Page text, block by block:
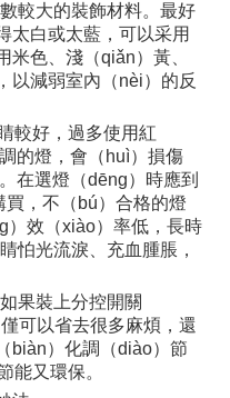
較大的裝飾材料。最好
太白或太藍，可以采用
米色、淺（qiǎn）黃、
以減弱室內（nèi）的反
較好，過多使用紅
的燈，會（huì）損傷
在選燈（dēng）時應到
買，不（bú）合格的燈
）效（xiào）率低，長時
怕光流淚、充血腫脹，
果裝上分控開關
可以省去很多麻煩，還
biàn）化調（diào）節
能又環保。